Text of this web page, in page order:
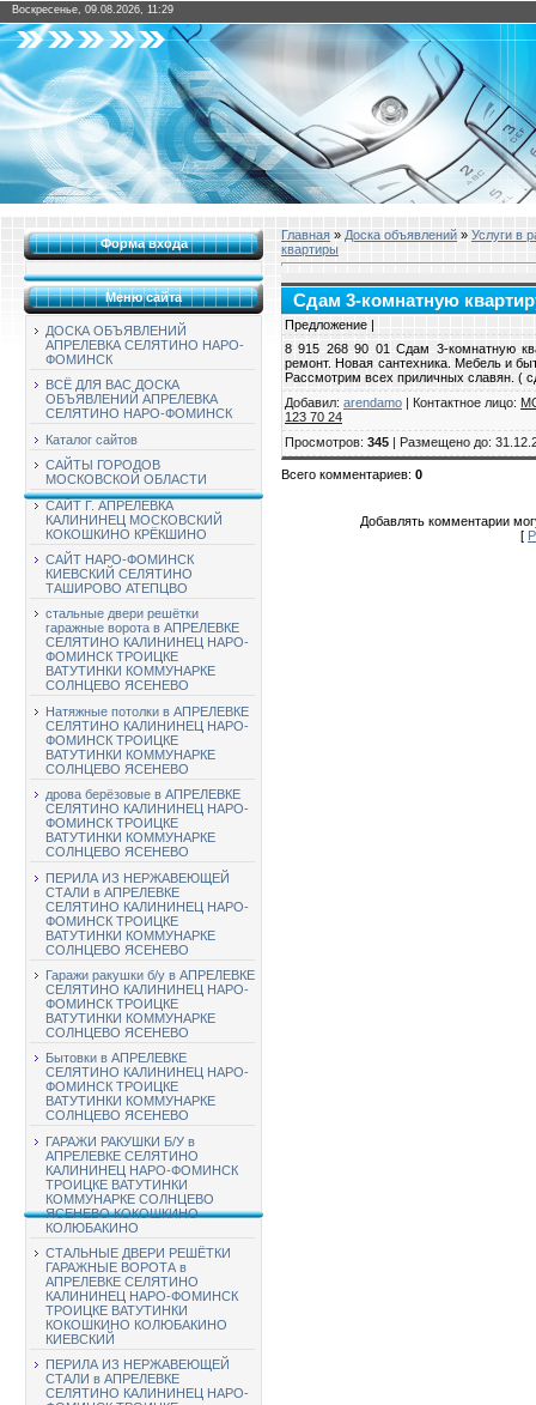
Воскресенье, 09.08.2026, 11:29
Форма входа
Меню сайта
ДОСКА ОБЪЯВЛЕНИЙ
АПРЕЛЕВКА СЕЛЯТИНО НАРО-
ФОМИНСК
ВСЁ ДЛЯ ВАС ДОСКА
ОБЪЯВЛЕНИЙ АПРЕЛЕВКА
СЕЛЯТИНО НАРО-ФОМИНСК
Каталог сайтов
САЙТЫ ГОРОДОВ
МОСКОВСКОЙ ОБЛАСТИ
САЙТ Г. АПРЕЛЕВКА
КАЛИНИНЕЦ МОСКОВСКИЙ
КОКОШКИНО КРЁКШИНО
САЙТ НАРО-ФОМИНСК
КИЕВСКИЙ СЕЛЯТИНО
ТАШИРОВО АТЕПЦВО
стальные двери решётки
гаражные ворота в АПРЕЛЕВКЕ
СЕЛЯТИНО КАЛИНИНЕЦ НАРО-
ФОМИНСК ТРОИЦКЕ
ВАТУТИНКИ КОММУНАРКЕ
СОЛНЦЕВО ЯСЕНЕВО
Натяжные потолки в АПРЕЛЕВКЕ
СЕЛЯТИНО КАЛИНИНЕЦ НАРО-
ФОМИНСК ТРОИЦКЕ
ВАТУТИНКИ КОММУНАРКЕ
СОЛНЦЕВО ЯСЕНЕВО
дрова берёзовые в АПРЕЛЕВКЕ
СЕЛЯТИНО КАЛИНИНЕЦ НАРО-
ФОМИНСК ТРОИЦКЕ
ВАТУТИНКИ КОММУНАРКЕ
СОЛНЦЕВО ЯСЕНЕВО
ПЕРИЛА ИЗ НЕРЖАВЕЮЩЕЙ
СТАЛИ в АПРЕЛЕВКЕ
СЕЛЯТИНО КАЛИНИНЕЦ НАРО-
ФОМИНСК ТРОИЦКЕ
ВАТУТИНКИ КОММУНАРКЕ
СОЛНЦЕВО ЯСЕНЕВО
Гаражи ракушки б/у в АПРЕЛЕВКЕ
СЕЛЯТИНО КАЛИНИНЕЦ НАРО-
ФОМИНСК ТРОИЦКЕ
ВАТУТИНКИ КОММУНАРКЕ
СОЛНЦЕВО ЯСЕНЕВО
Бытовки в АПРЕЛЕВКЕ
СЕЛЯТИНО КАЛИНИНЕЦ НАРО-
ФОМИНСК ТРОИЦКЕ
ВАТУТИНКИ КОММУНАРКЕ
СОЛНЦЕВО ЯСЕНЕВО
ГАРАЖИ РАКУШКИ Б/У в
АПРЕЛЕВКЕ СЕЛЯТИНО
КАЛИНИНЕЦ НАРО-ФОМИНСК
ТРОИЦКЕ ВАТУТИНКИ
КОММУНАРКЕ СОЛНЦЕВО
ЯСЕНЕВО КОКОШКИНО
КОЛЮБАКИНО
СТАЛЬНЫЕ ДВЕРИ РЕШЁТКИ
ГАРАЖНЫЕ ВОРОТА в
АПРЕЛЕВКЕ СЕЛЯТИНО
КАЛИНИНЕЦ НАРО-ФОМИНСК
ТРОИЦКЕ ВАТУТИНКИ
КОКОШКИНО КОЛЮБАКИНО
КИЕВСКИЙ
ПЕРИЛА ИЗ НЕРЖАВЕЮЩЕЙ
СТАЛИ в АПРЕЛЕВКЕ
СЕЛЯТИНО КАЛИНИНЕЦ НАРО-
Главная » Доска объявлений » Услуги в
квартиры
Сдам 3-комнатную
Предложение |
8 915 268 90 01 Сдам 3-комнатную
ремонт. Новая сантехника. Мебель и
Рассмотрим всех приличных славян. (
Добавил: arendamo | Контактное лицо:
123 70 24
Просмотров: 345 | Размещено до:
Всего комментариев: 0
Добавлять комментарии
[